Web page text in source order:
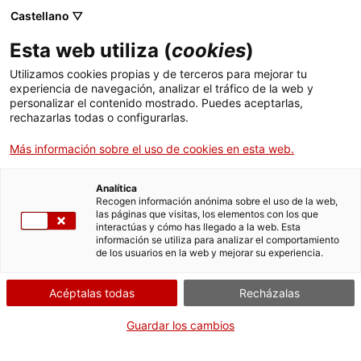
principal
SUBSCRIU-TEAL BUTLLETÍ
Españoltranslation unavailable forSubscriu-te al butlletí
Quiénes somos
Derechos de autor
Cookies
Aviso legal y política de privacidad
Castellano ▽
Esta web utiliza (cookies)
Utilizamos cookies propias y de terceros para mejorar tu
experiencia de navegación, analizar el tráfico de la web y
personalizar el contenido mostrado. Puedes aceptarlas,
rechazarlas todas o configurarlas.
Más información sobre el uso de cookies en esta web.
Analítica
Recogen información anónima sobre el uso de la web,
las páginas que visitas, los elementos con los que
interactúas y cómo has llegado a la web. Esta
información se utiliza para analizar el comportamiento
de los usuarios en la web y mejorar su experiencia.
Acéptalas todas Recházalas
Guardar los cambios